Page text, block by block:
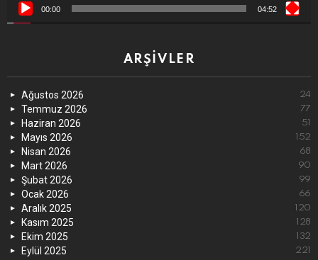
00:00 04:52
ARŞIVLER
Ağustos 2026 24
Temmuz 2026 77
Haziran 2026 51
Mayıs 2026 152
Nisan 2026 68
Mart 2026 90
Şubat 2026 99
Ocak 2026 66
Aralık 2025 120
Kasım 2025 128
Ekim 2025 132
Eylül 2025 221